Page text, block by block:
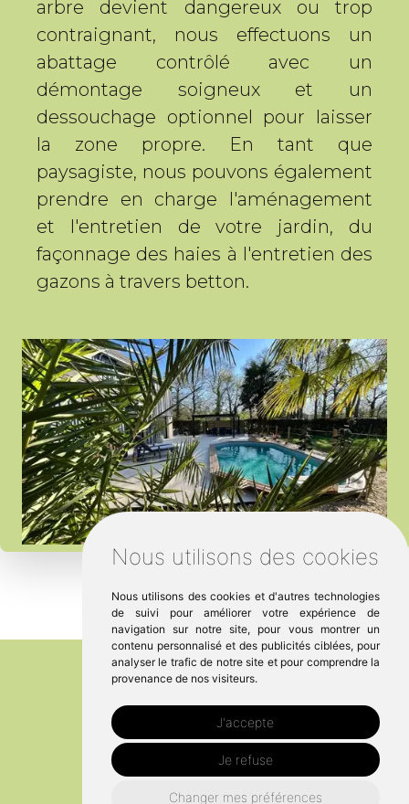
Nous utilisons des cookies
Nous utilisons des cookies et d'autres technologies
de suivi pour améliorer votre expérience de
navigation sur notre site, pour vous montrer un
contenu personnalisé et des publicités ciblées, pour
analyser le trafic de notre site et pour comprendre la
provenance de nos visiteurs.
J'accepte
Je refuse
Changer mes préférences
arbre devient dangereux ou trop
contraignant, nous effectuons un
abattage contrôlé avec un
démontage soigneux et un
dessouchage optionnel pour laisser
la zone propre. En tant que
paysagiste, nous pouvons également
prendre en charge l'aménagement
et l'entretien de votre jardin, du
façonnage des haies à l'entretien des
gazons à travers betton.